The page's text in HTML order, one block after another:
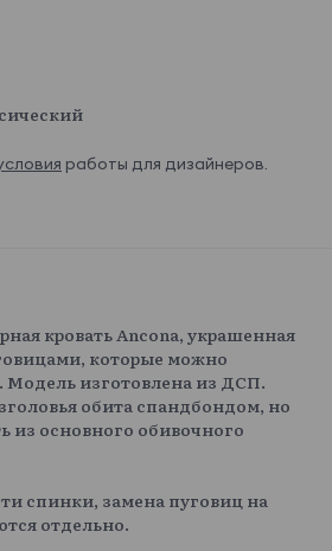
работы для дизайнеров.
кровать Ancona, украшенная
которые можно
Модель изготовлена из ДСП.
обита спандбондом, но
из основного обивочного
спинки, замена пуговиц на
отдельно.